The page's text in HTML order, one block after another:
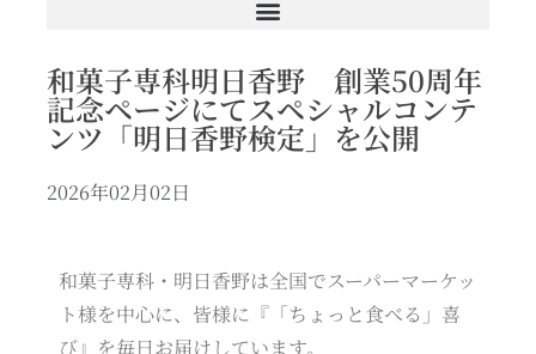
和菓子専科明日香野 創業50周年
記念ページにてスペシャルコンテ
ンツ「明日香野検定」を公開
2026年02月02日
和菓子専科・明日香野は全国でスーパーマーケッ
ト様を中心に、皆様に『「ちょっと食べる」喜
び』を毎日お届けしています。